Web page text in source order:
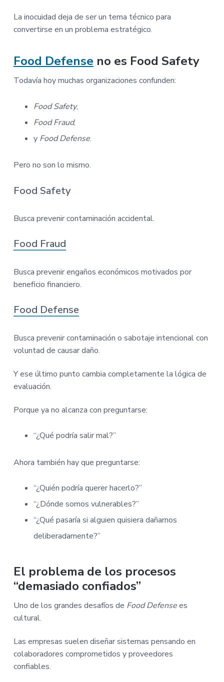
La inocuidad deja de ser un tema técnico para
convertirse en un problema estratégico.
Food Defense no es Food Safety
Todavía hoy muchas organizaciones confunden:
Food Safety,
Food Fraud,
y Food Defense.
Pero no son lo mismo.
Food Safety
Busca prevenir contaminación accidental.
Food Fraud
Busca prevenir engaños económicos motivados por
beneficio financiero.
Food Defense
Busca prevenir contaminación o sabotaje intencional con
voluntad de causar daño.
Y ese último punto cambia completamente la lógica de
evaluación.
Porque ya no alcanza con preguntarse:
“¿Qué podría salir mal?”
Ahora también hay que preguntarse:
“¿Quién podría querer hacerlo?”
“¿Dónde somos vulnerables?”
“¿Qué pasaría si alguien quisiera dañarnos
deliberadamente?”
El problema de los procesos
“demasiado confiados”
Uno de los grandes desafíos de Food Defensees
cultural.
Las empresas suelen diseñar sistemas pensando en
colaboradores comprometidos y proveedores
confiables.